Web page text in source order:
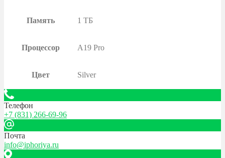
Память 1 ТБ
Процессор A19 Pro
Цвет Silver
Телефон
+7 (831) 266-69-96
Почта
info@iphoriya.ru